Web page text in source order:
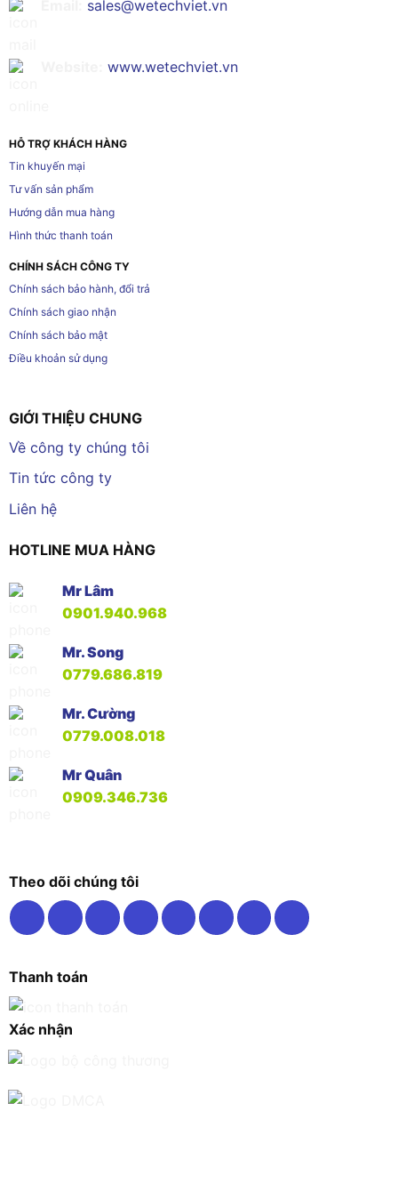
sales@wetechviet.vn
www.wetechviet.vn
HỖ TRỢ KHÁCH HÀNG
Tin khuyến mại
Tư vấn sản phẩm
Hướng dẫn mua hàng
Hình thức thanh toán
CHÍNH SÁCH CÔNG TY
Chính sách bảo hành, đổi trả
Chính sách giao nhận
Chính sách bảo mật
Điều khoản sử dụng
GIỚI THIỆU CHUNG
Về công ty chúng tôi
Tin tức công ty
Liên hệ
HOTLINE MUA HÀNG
Mr Lâm
0901.940.968
Mr. Song
0779.686.819
Mr. Cường
0779.008.018
Mr Quân
0909.346.736
Theo dõi chúng tôi
Thanh toán
Xác nhận